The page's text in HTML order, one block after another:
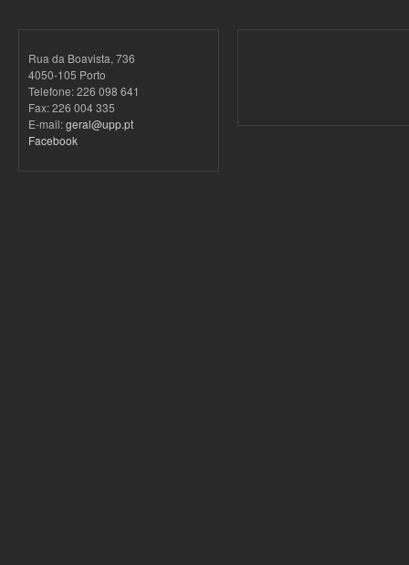
Rua da Boavista, 736
4050-105 Porto
Telefone: 226 098 641
Fax: 226 004 335
E-mail:geral@upp.pt
Facebook